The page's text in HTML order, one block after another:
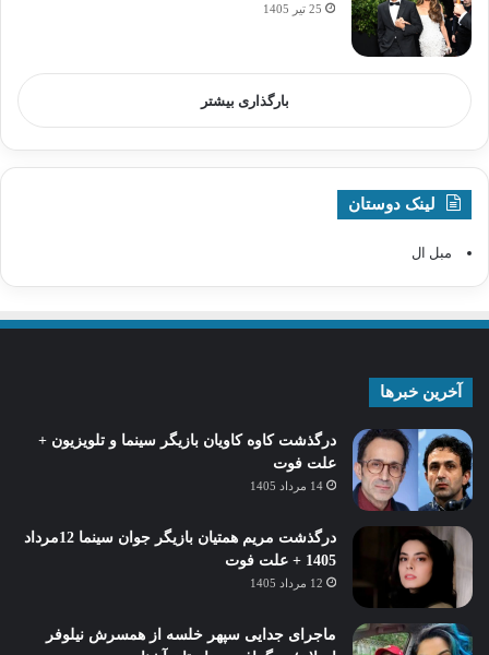
25 تیر 1405
بارگذاری بیشتر
لینک دوستان
مبل ال
آخرین خبرها
درگذشت کاوه کاویان بازیگر سینما و تلویزیون +
علت فوت
14 مرداد 1405
درگذشت مریم همتیان بازیگر جوان سینما 12مرداد
1405 + علت فوت
12 مرداد 1405
ماجرای جدایی سپهر خلسه از همسرش نیلوفر